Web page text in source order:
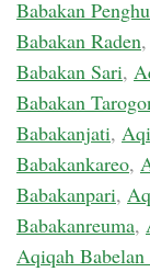
Babakan
Babakan Raden,
Babakan Sari,
Babakan
Babakanjati,
Babakankareo,
Babakanpari,
Babakanreuma,
Aqiqah Babelan